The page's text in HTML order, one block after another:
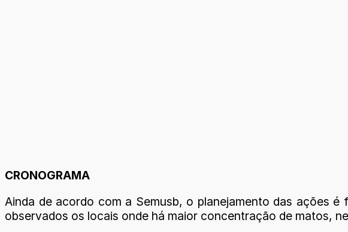
CRONOGRAMA
Ainda de acordo com a Semusb, o planejamento das ações
observados os locais onde há maior concentração de matos,